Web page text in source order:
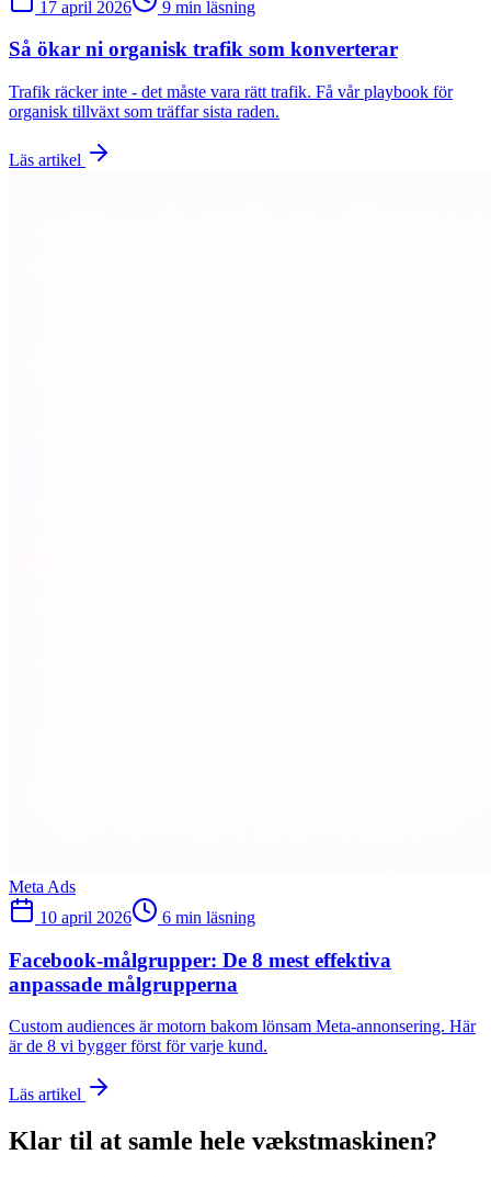
17 april 2026 9 min läsning
Så ökar ni organisk trafik som konverterar
Trafik räcker inte - det måste vara rätt trafik. Få vår playbook för
organisk tillväxt som träffar sista raden.
Läs artikel
Meta Ads
10 april 2026
6 min läsning
Facebook-målgrupper: De 8 mest effektiva
anpassade målgrupperna
Custom audiences är motorn bakom lönsam Meta-annonsering. Här
är de 8 vi bygger först för varje kund.
Läs artikel
Klar til at samle hele vækstmaskinen?